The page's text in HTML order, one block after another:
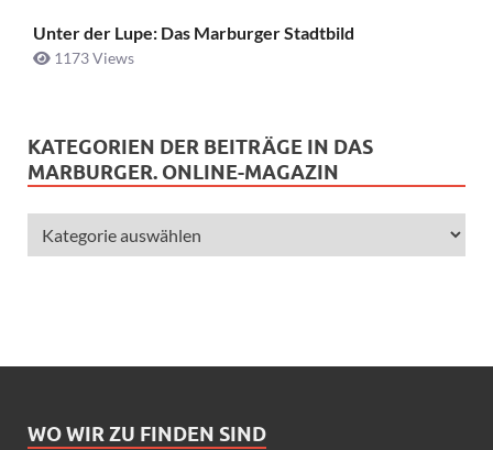
Unter der Lupe: Das Marburger Stadtbild
1173 Views
KATEGORIEN DER BEITRÄGE IN DAS
MARBURGER. ONLINE-MAGAZIN
WO WIR ZU FINDEN SIND